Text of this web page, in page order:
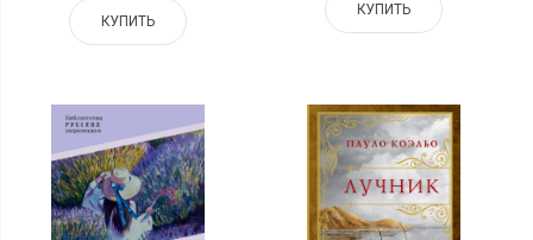
КУПИТЬ
КУПИТЬ